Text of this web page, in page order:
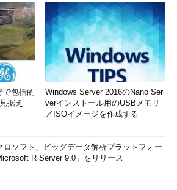
で包括的
据え
Windows Server 2016のNano Ser
verインストール用のUSBメモリ
／ISOイメージを作成する
ロソフト、ビッグデータ解析プラットフォー
R Server 9.0」をリリース